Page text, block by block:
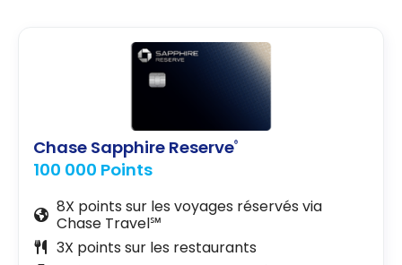
Chase Sapphire Reserve®
100 000 Points
8X points sur les voyages réservés via
Chase Travel℠
3X points sur les restaurants